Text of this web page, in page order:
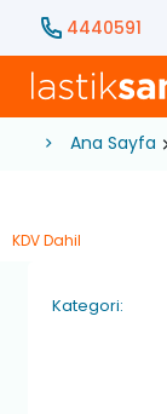
4440591
Ana Sayfa
KDV Dahil
Kategori: